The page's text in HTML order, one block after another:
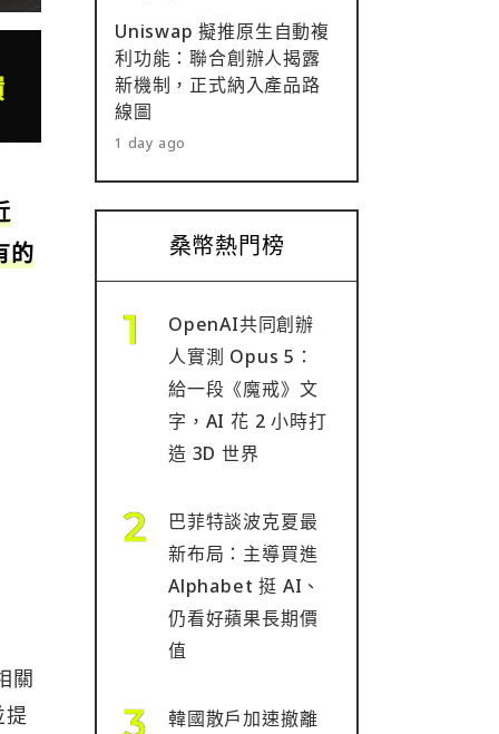
的
關
Uniswap 擬推原生自動複
利功能：聯合創辦人揭露
新機制，正式納入產品路
線圖
1 day ago
桑幣熱門榜
OpenAI共同創辦
人實測 Opus 5：
給一段《魔戒》文
字，AI 花 2 小時打
造 3D 世界
巴菲特談波克夏最
新布局：主導買進
Alphabet 挺 AI、
仍看好蘋果長期價
值
韓國散戶加速撤離